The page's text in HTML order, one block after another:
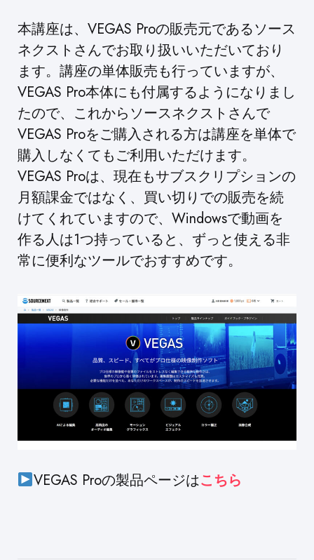
本講座は、VEGAS Proの販売元であるソース
ネクストさんでお取り扱いいただいており
ます。講座の単体販売も行っていますが、
VEGAS Pro本体にも付属するようになりまし
たので、これからソースネクストさんで
VEGAS Proをご購入される方は講座を単体で
購入しなくてもご利用いただけます。
VEGAS Proは、現在もサブスクリプションの
月額課金ではなく、買い切りでの販売を続
けてくれていますので、Windowsで動画を
作る人は1つ持っていると、ずっと使える非
常に便利なツールでおすすめです。
VEGAS Proの製品ページはこちら